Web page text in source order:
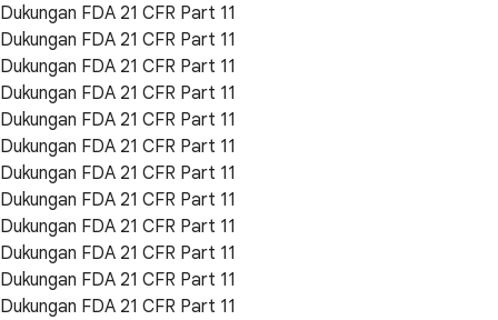
Dukungan FDA 21 CFR Part 11
Dukungan FDA 21 CFR Part 11
Dukungan FDA 21 CFR Part 11
Dukungan FDA 21 CFR Part 11
Dukungan FDA 21 CFR Part 11
Dukungan FDA 21 CFR Part 11
Dukungan FDA 21 CFR Part 11
Dukungan FDA 21 CFR Part 11
Dukungan FDA 21 CFR Part 11
Dukungan FDA 21 CFR Part 11
Dukungan FDA 21 CFR Part 11
Dukungan FDA 21 CFR Part 11